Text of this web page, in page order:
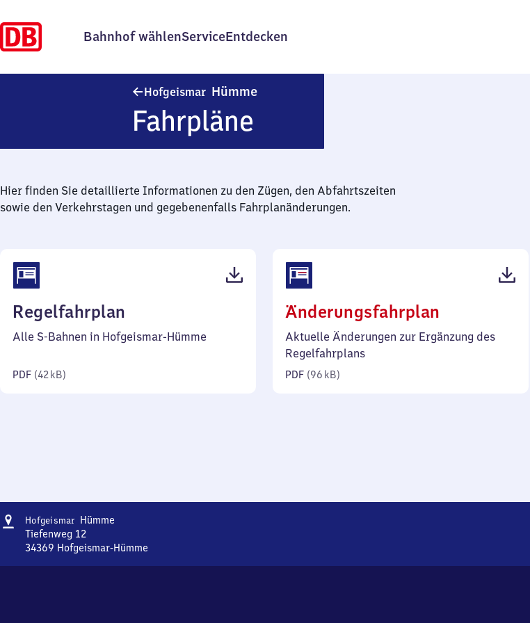
Bahnhof wählenServiceEntdecken
Hofgeismar Hümme
Fahrpläne
Hier finden Sie detaillierte Informationen zu den Zügen, den Abfahrtszeiten
sowie den Verkehrstagen und gegebenenfalls Fahrplanänderungen.
Regelfahrplan
42
Alle S-Bahnen in Hofgeismar-Hümme
PDF (42 kB)
Änderungsfahrplan
96
Aktuelle Änderungen zur Ergänzung des
Regelfahrplans
PDF (96 kB)
Adresse
Hofgeismar HümmeHofgeismar-
Tiefenweg 12
34369 Hofgeismar-Hümme